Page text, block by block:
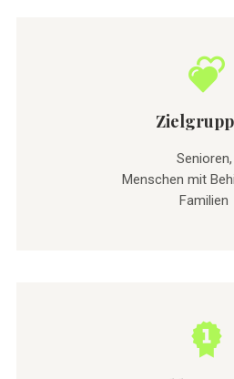
Senioren,
Menschen mit
Familien